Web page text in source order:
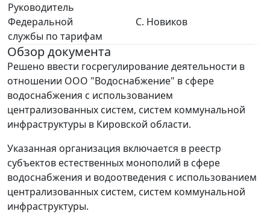
Руководитель
Федеральной
службы по тарифам
С. Новиков
Обзор документа
Решено ввести госрегулирование деятельности в
отношении ООО "Водоснабжение" в сфере
водоснабжения с использованием
централизованных систем, систем коммунальной
инфраструктуры в Кировской области.
Указанная организация включается в реестр
субъектов естественных монополий в сфере
водоснабжения и водоотведения с использованием
централизованных систем, систем коммунальной
инфраструктуры.